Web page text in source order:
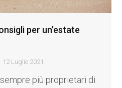
per un’estate
12 Luglio 2021
più proprietari di